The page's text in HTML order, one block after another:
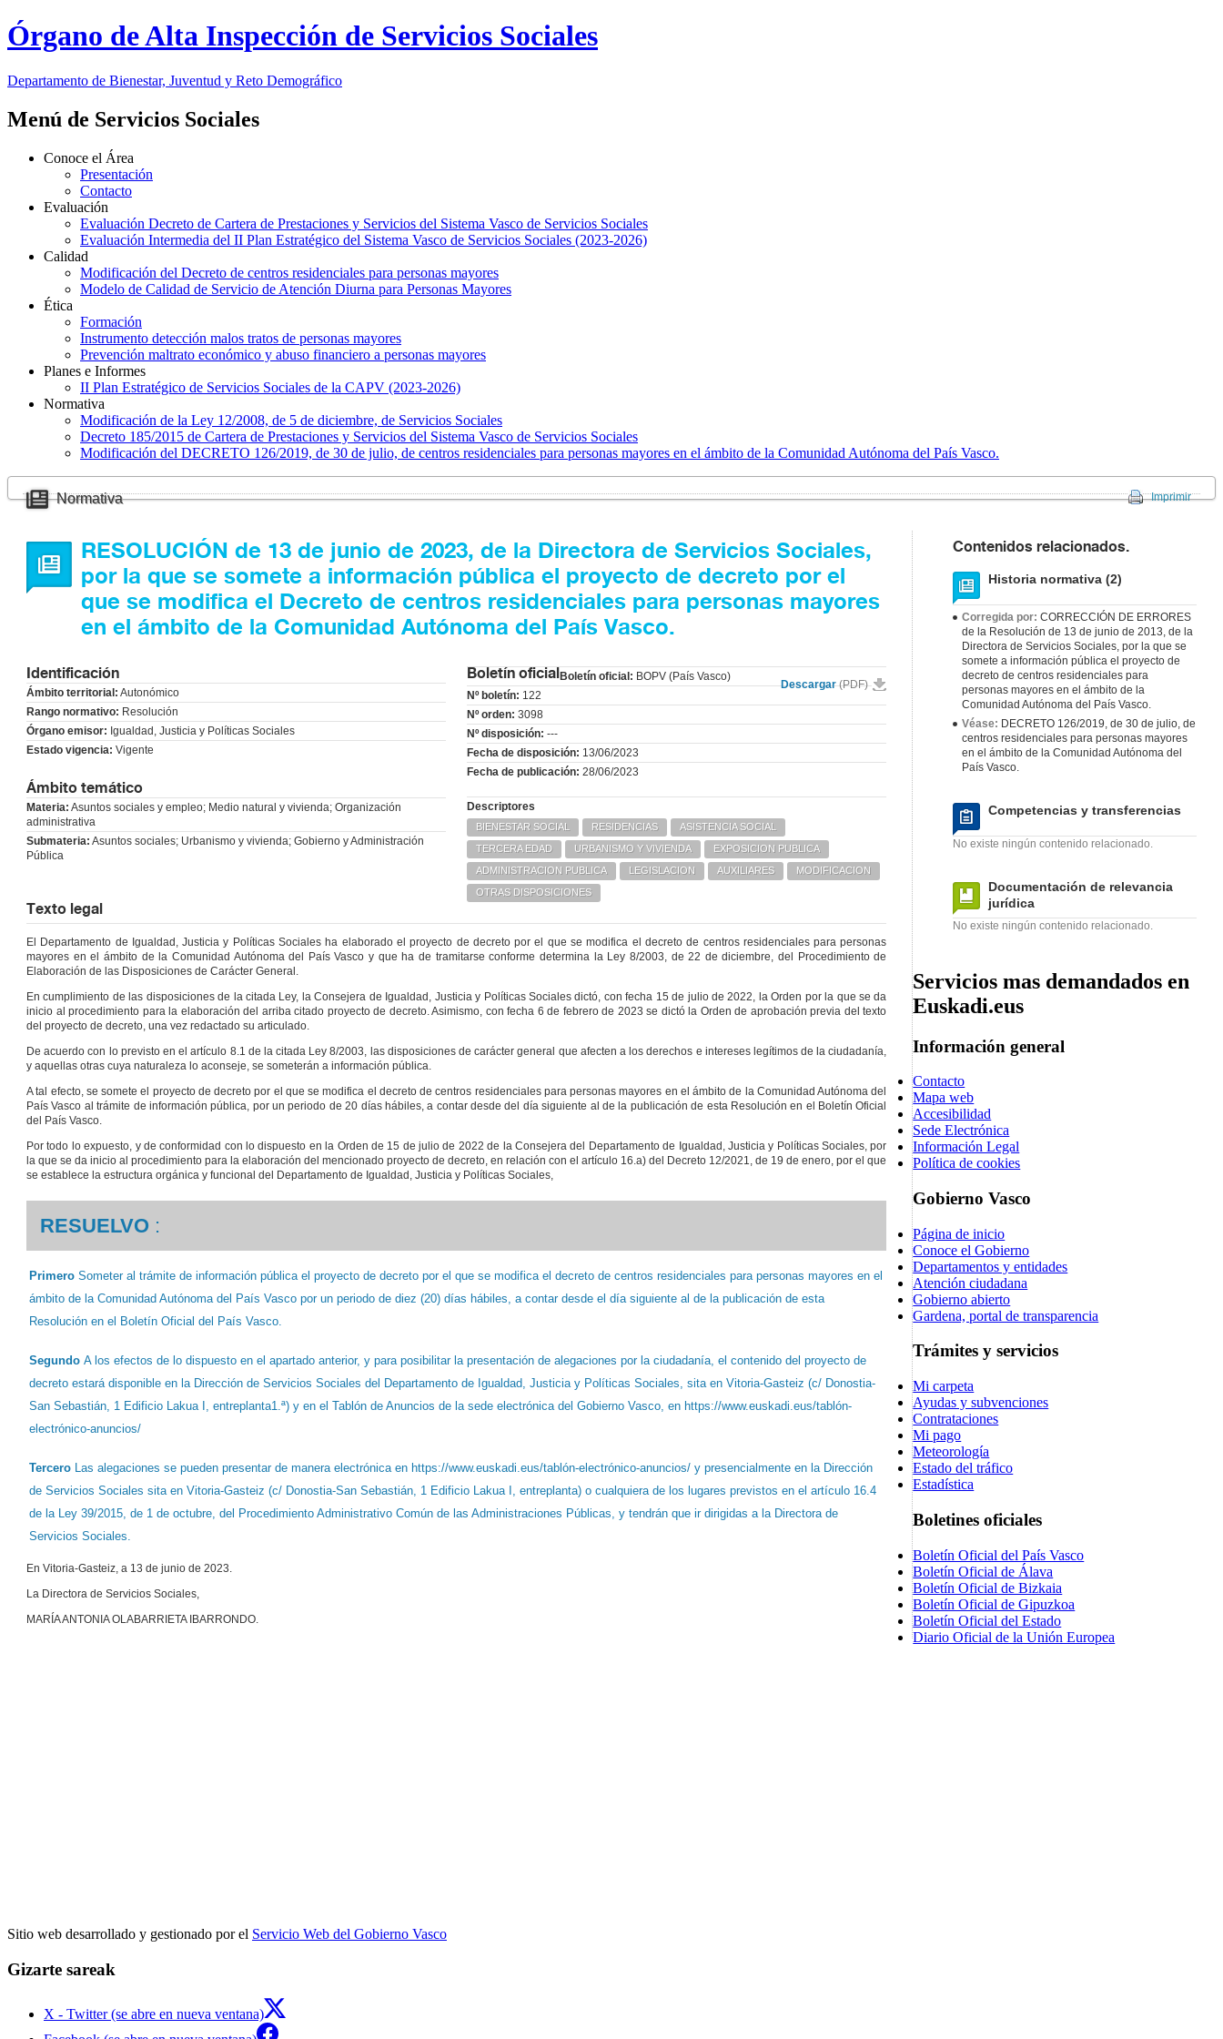
Órgano de Alta Inspección de Servicios Sociales
Departamento de Bienestar, Juventud y Reto Demográfico
Menú de Servicios Sociales
Conoce el Área
Presentación
Contacto
Evaluación
Evaluación Decreto de Cartera de Prestaciones y Servicios del Sistema Vasco de Servicios Sociales
Evaluación Intermedia del II Plan Estratégico del Sistema Vasco de Servicios Sociales (2023‑2026)
Calidad
Modificación del Decreto de centros residenciales para personas mayores
Modelo de Calidad de Servicio de Atención Diurna para Personas Mayores
Ética
Formación
Instrumento detección malos tratos de personas mayores
Prevención maltrato económico y abuso financiero a personas mayores
Planes e Informes
II Plan Estratégico de Servicios Sociales de la CAPV (2023-2026)
Normativa
Modificación de la Ley 12/2008, de 5 de diciembre, de Servicios Sociales
Decreto 185/2015 de Cartera de Prestaciones y Servicios del Sistema Vasco de Servicios Sociales
Modificación del DECRETO 126/2019, de 30 de julio, de centros residenciales para personas mayores en el ámbito de la Comunidad Autónoma del País Vasco.
Normativa Imprimir
RESOLUCIÓN de 13 de junio de 2023, de la Directora de Servicios Sociales,
por la que se somete a información pública el proyecto de decreto por el
que se modifica el Decreto de centros residenciales para personas mayores
en el ámbito de la Comunidad Autónoma del País Vasco.
Identificación
Ámbito territorial: Autonómico
Rango normativo: Resolución
Órgano emisor: Igualdad, Justicia y Políticas Sociales
Estado vigencia: Vigente
Boletín oficial
Descargar(PDF)
Boletín oficial: BOPV (País Vasco)
Nº boletín: 122
Nº orden: 3098
Nº disposición: ---
Fecha de disposición: 13/06/2023
Fecha de publicación: 28/06/2023
Ámbito temático
Materia: Asuntos sociales y empleo; Medio natural y vivienda; Organización
administrativa
Submateria: Asuntos sociales; Urbanismo y vivienda; Gobierno y Administración
Pública
Descriptores
BIENESTAR SOCIAL RESIDENCIAS
ASISTENCIA SOCIAL
TERCERA EDAD
URBANISMO Y VIVIENDA
EXPOSICION PUBLICA
ADMINISTRACION PUBLICA
LEGISLACION AUXILIARES
MODIFICACION
OTRAS DISPOSICIONES
Texto legal
El Departamento de Igualdad, Justicia y Políticas Sociales ha elaborado el proyecto de decreto por el que se modifica el decreto de centros residenciales para personas
mayores en el ámbito de la Comunidad Autónoma del País Vasco y que ha de tramitarse conforme determina la Ley 8/2003, de 22 de diciembre, del Procedimiento de
Elaboración de las Disposiciones de Carácter General.
En cumplimiento de las disposiciones de la citada Ley, la Consejera de Igualdad, Justicia y Políticas Sociales dictó, con fecha 15 de julio de 2022, la Orden por la que se da
inicio al procedimiento para la elaboración del arriba citado proyecto de decreto. Asimismo, con fecha 6 de febrero de 2023 se dictó la Orden de aprobación previa del texto
del proyecto de decreto, una vez redactado su articulado.
De acuerdo con lo previsto en el artículo 8.1 de la citada Ley 8/2003, las disposiciones de carácter general que afecten a los derechos e intereses legítimos de la ciudadanía,
y aquellas otras cuya naturaleza lo aconseje, se someterán a información pública.
A tal efecto, se somete el proyecto de decreto por el que se modifica el decreto de centros residenciales para personas mayores en el ámbito de la Comunidad Autónoma del
País Vasco al trámite de información pública, por un periodo de 20 días hábiles, a contar desde del día siguiente al de la publicación de esta Resolución en el Boletín Oficial
del País Vasco.
Por todo lo expuesto, y de conformidad con lo dispuesto en la Orden de 15 de julio de 2022 de la Consejera del Departamento de Igualdad, Justicia y Políticas Sociales, por
la que se da inicio al procedimiento para la elaboración del mencionado proyecto de decreto, en relación con el artículo 16.a) del Decreto 12/2021, de 19 de enero, por el que
se establece la estructura orgánica y funcional del Departamento de Igualdad, Justicia y Políticas Sociales,
RESUELVO :
Primero Someter al trámite de información pública el proyecto de decreto por el que se modifica el decreto de centros residenciales para personas mayores en el
ámbito de la Comunidad Autónoma del País Vasco por un periodo de diez (20) días hábiles, a contar desde el día siguiente al de la publicación de esta
Resolución en el Boletín Oficial del País Vasco.
Segundo A los efectos de lo dispuesto en el apartado anterior, y para posibilitar la presentación de alegaciones por la ciudadanía, el contenido del proyecto de
decreto estará disponible en la Dirección de Servicios Sociales del Departamento de Igualdad, Justicia y Políticas Sociales, sita en Vitoria-Gasteiz (c/ Donostia-
San Sebastián, 1 Edificio Lakua I, entreplanta1.ª) y en el Tablón de Anuncios de la sede electrónica del Gobierno Vasco, en https://www.euskadi.eus/tablón-
electrónico-anuncios/
Tercero Las alegaciones se pueden presentar de manera electrónica en https://www.euskadi.eus/tablón-electrónico-anuncios/ y presencialmente en la Dirección
de Servicios Sociales sita en Vitoria-Gasteiz (c/ Donostia-San Sebastián, 1 Edificio Lakua I, entreplanta) o cualquiera de los lugares previstos en el artículo 16.4
de la Ley 39/2015, de 1 de octubre, del Procedimiento Administrativo Común de las Administraciones Públicas, y tendrán que ir dirigidas a la Directora de
Servicios Sociales.
En Vitoria-Gasteiz, a 13 de junio de 2023.
La Directora de Servicios Sociales,
MARÍA ANTONIA OLABARRIETA IBARRONDO.
Contenidos relacionados.
Historia normativa (2)
Corregida por:CORRECCIÓN DE ERRORES
de la Resolución de 13 de junio de 2013, de la
Directora de Servicios Sociales, por la que se
somete a información pública el proyecto de
decreto de centros residenciales para
personas mayores en el ámbito de la
Comunidad Autónoma del País Vasco.
Véase: DECRETO 126/2019, de 30 de julio, de
centros residenciales para personas mayores
en el ámbito de la Comunidad Autónoma del
País Vasco.
Competencias y transferencias
No existe ningún contenido relacionado.
Documentación de relevancia
jurídica
No existe ningún contenido relacionado.
Servicios mas demandados en
Euskadi.eus
Información general
Contacto
Mapa web
Accesibilidad
Sede Electrónica
Información Legal
Política de cookies
Gobierno Vasco
Página de inicio
Conoce el Gobierno
Departamentos y entidades
Atención ciudadana
Gobierno abierto
Gardena, portal de transparencia
Trámites y servicios
Mi carpeta
Ayudas y subvenciones
Contrataciones
Mi pago
Meteorología
Estado del tráfico
Estadística
Boletines oficiales
Boletín Oficial del País Vasco
Boletín Oficial de Álava
Boletín Oficial de Bizkaia
Boletín Oficial de Gipuzkoa
Boletín Oficial del Estado
Diario Oficial de la Unión Europea
Sitio web desarrollado y gestionado por el Servicio Web del Gobierno Vasco
Gizarte sareak
X - Twitter (se abre en nueva ventana)